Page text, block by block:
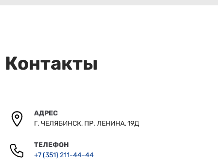
Контакты
АДРЕС
Г. ЧЕЛЯБИНСК, ПР. ЛЕНИНА, 19Д
ТЕЛЕФОН
+7 (351) 211-44-44